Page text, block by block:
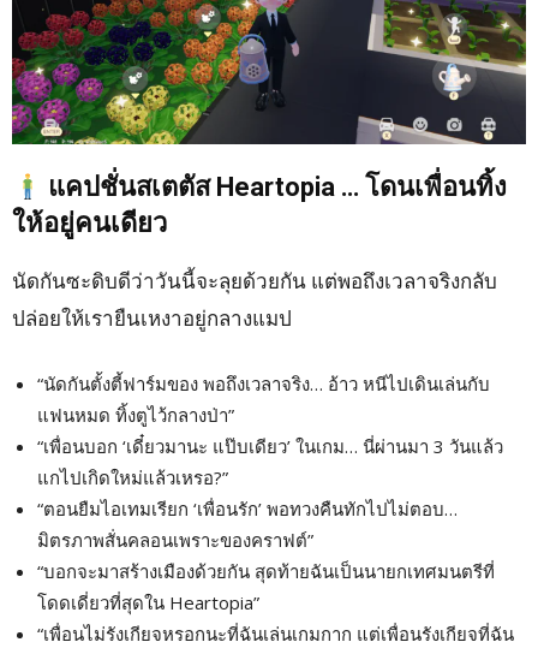
แคปชั่นสเตตัส Heartopia … โดนเพื่อนทิ้ง
ให้อยู่คนเดียว
นัดกันซะดิบดีว่าวันนี้จะลุยด้วยกัน แต่พอถึงเวลาจริงกลับ
ปล่อยให้เรายืนเหงาอยู่กลางแมป
“นัดกันตั้งตี้ฟาร์มของ พอถึงเวลาจริง… อ้าว หนีไปเดินเล่นกับ
แฟนหมด ทิ้งตูไว้กลางป่า”
“เพื่อนบอก ‘เดี๋ยวมานะ แป๊บเดียว’ ในเกม… นี่ผ่านมา 3 วันแล้ว
แกไปเกิดใหม่แล้วเหรอ?”
“ตอนยืมไอเทมเรียก ‘เพื่อนรัก’ พอทวงคืนทักไปไม่ตอบ…
มิตรภาพสั่นคลอนเพราะของคราฟต์”
“บอกจะมาสร้างเมืองด้วยกัน สุดท้ายฉันเป็นนายกเทศมนตรีที่
โดดเดี่ยวที่สุดใน Heartopia”
“เพื่อนไม่รังเกียจหรอกนะที่ฉันเล่นเกมกาก แต่เพื่อนรังเกียจที่ฉัน